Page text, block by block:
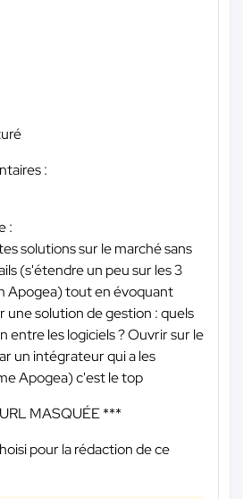
:
:
solutions sur le marché sans
(s'étendre un peu sur les 3
Apogea) tout en évoquant
solution de gestion : quels
entre les logiciels ? Ouvrir sur le
un intégrateur qui a les
Apogea) c'est le top
MASQUÉE ***
pour la rédaction de ce